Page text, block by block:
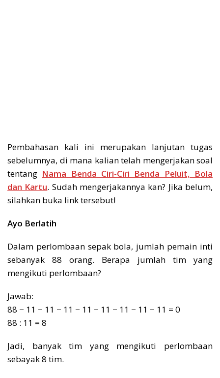
Pembahasan kali ini merupakan lanjutan tugas
sebelumnya, di mana kalian telah mengerjakan soal
tentang Nama Benda Ciri-Ciri Benda Peluit, Bola
dan Kartu. Sudah mengerjakannya kan? Jika belum,
silahkan buka link tersebut!
Ayo Berlatih
Dalam perlombaan sepak bola, jumlah pemain inti
sebanyak 88 orang. Berapa jumlah tim yang
mengikuti perlombaan?
Jawab:
88 − 11 − 11 − 11 − 11 − 11 − 11 − 11 − 11 = 0
88 : 11 = 8
Jadi, banyak tim yang mengikuti perlombaan
sebayak 8 tim.